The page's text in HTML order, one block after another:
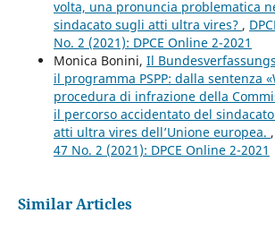
volta, una pronuncia problematica
sindacato sugli atti ultra vires? ,
No. 2 (2021): DPCE Online 2-2021
Monica Bonini, Il
il programma PSPP: dalla sentenza
procedura di infrazione della
il percorso accidentato del
atti ultra vires dell’Unione europea. ,
47 No. 2 (2021): DPCE Online 2-2021
Similar Articles